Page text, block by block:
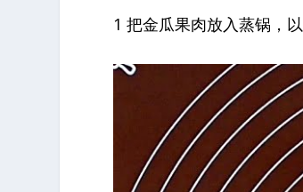
1 把金瓜果肉放入蒸锅，以